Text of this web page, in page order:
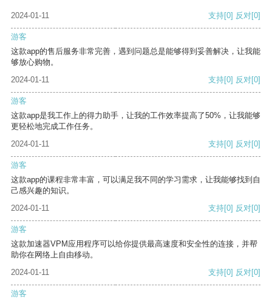
2024-01-11 支持[0] 反对[0]
游客
这款app的售后服务非常完善，遇到问题总是能够得到妥善解决，让我能
够放心购物。
2024-01-11
支持[0] 反对[0]
游客
这款app是我工作上的得力助手，让我的工作效率提高了50%，让我能够
更轻松地完成工作任务。
2024-01-11
支持[0] 反对[0]
游客
这款app的课程非常丰富，可以满足我不同的学习需求，让我能够找到自
己感兴趣的知识。
2024-01-11
支持[0] 反对[0]
游客
这款加速器VPM应用程序可以给你提供最高速度和安全性的连接，并帮
助你在网络上自由移动。
2024-01-11
支持[0] 反对[0]
游客